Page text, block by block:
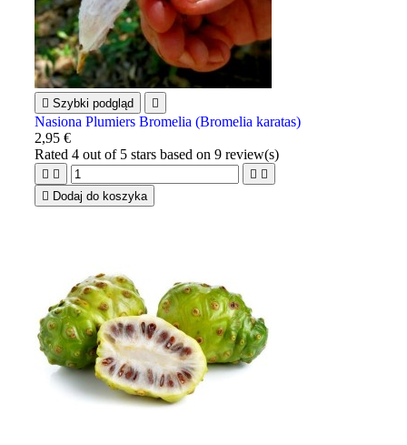
 Szybki podgląd 
Nasiona Plumiers Bromelia (Bromelia karatas)
2,95 €
Rated4 out of 5 stars based on9 review(s)
   
 Dodaj do koszyka